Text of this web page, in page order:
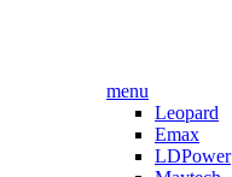
menu
Leopard
Emax
LDPower